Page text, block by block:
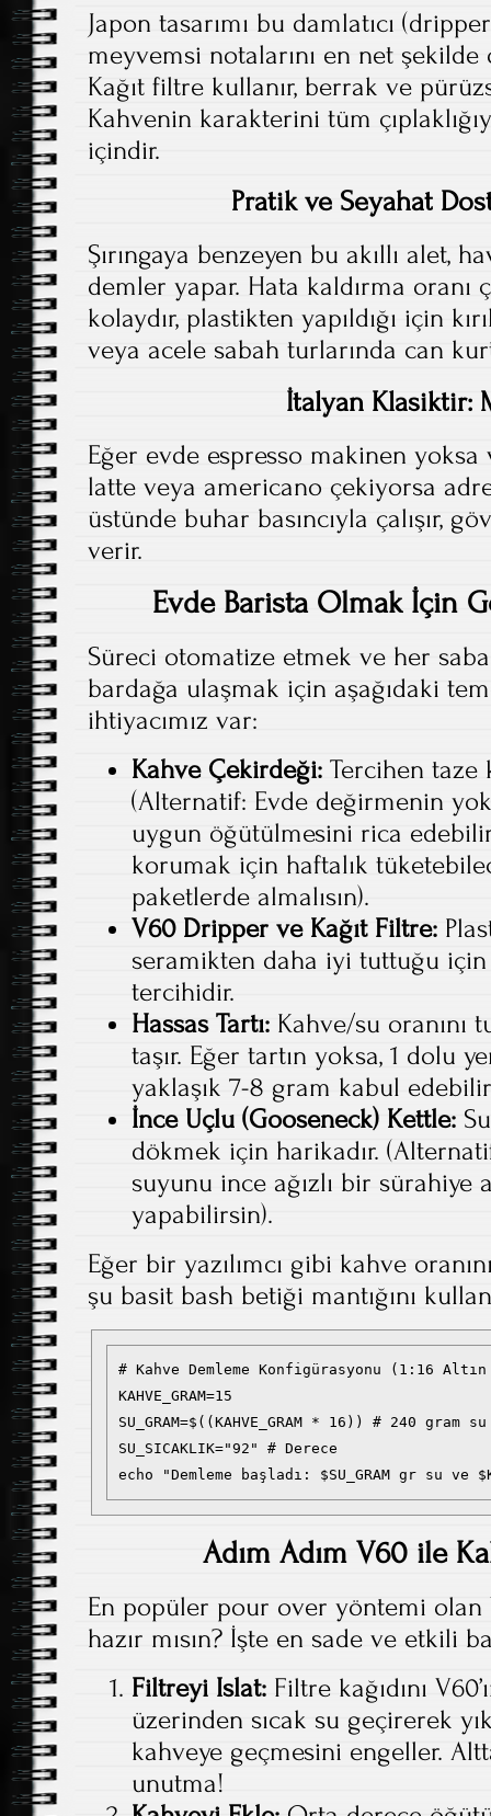
Japon tasarımı bu damlatıcı
meyvemsi notalarını en net
Kağıt filtre kullanır, berrak ve
Kahvenin karakterini tüm
içindir.
Pratik ve Seyahat
Şırıngaya benzeyen bu akıllı alet,
demler yapar. Hata kaldırma
kolaydır, plastikten yapıldığı için
veya acele sabah turlarında can
İtalyan Klasiktir:
Eğer evde espresso makinen
latte veya americano çekiyorsa
üstünde buhar basıncıyla çalışır,
verir.
Evde Barista Olmak İçin
Süreci otomatize etmek ve her
bardağa ulaşmak için aşağıdaki
ihtiyacımız var:
Kahve Çekirdeği: Tercihen taze
(Alternatif: Evde değirmenin
uygun öğütülmesini rica
korumak için haftalık
paketlerde almalısın).
V60 Dripper ve Kağıt Filtre:
seramikten daha iyi tuttuğu
tercihidir.
Hassas Tartı: Kahve/su oranını
taşır. Eğer tartın yoksa, 1 dolu
yaklaşık 7-8 gram kabul
İnce Uçlu (Gooseneck) Kettle:
dökmek için harikadır. (Alternatif:
suyunu ince ağızlı bir sürahiye
yapabilirsin).
Eğer bir yazılımcı gibi kahve
şu basit bash betiği mantığını
# Kahve Demleme Konfigürasyonu (1:16 Altın
KAHVE_GRAM=15
SU_GRAM=$((KAHVE_GRAM * 16)) # 240 gram su
SU_SICAKLIK="92" # Derece
Adım Adım V60 ile
En popüler pour over yöntemi
hazır mısın? İşte en sade ve etkili
Filtreyi Islat: Filtre kağıdını
üzerinden sıcak su geçirerek
kahveye geçmesini engeller.
unutma!